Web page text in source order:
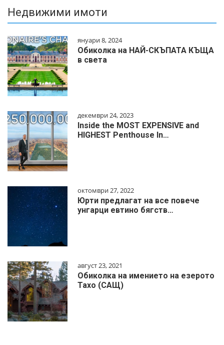
Недвижими имоти
януари 8, 2024
Обиколка на НАЙ-СКЪПАТА КЪЩА
в света
декември 24, 2023
Inside the MOST EXPENSIVE and
HIGHEST Penthouse In…
октомври 27, 2022
Юрти предлагат на все повече
унгарци евтино бягств…
август 23, 2021
Обиколка на имението на езерото
Тахо (САЩ)